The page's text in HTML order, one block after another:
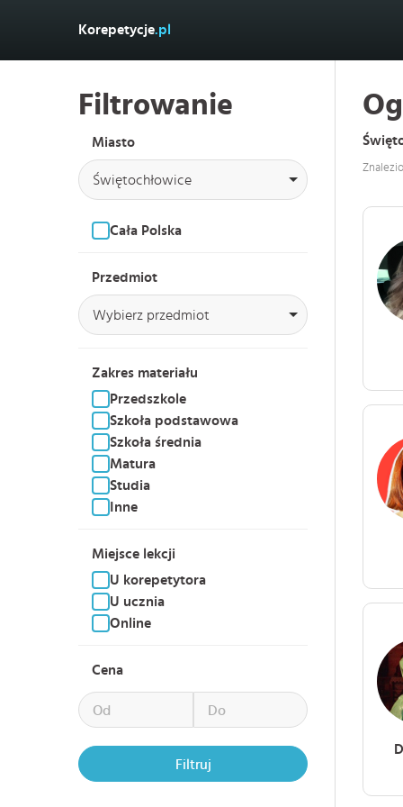
Korepetycje.pl
Filtrowanie
Miasto
Świętochłowice
Cała Polska
Przedmiot
Wybierz przedmiot
Zakres materiału
Przedszkole
Szkoła podstawowa
Szkoła średnia
Matura
Studia
Inne
Miejsce lekcji
U korepetytora
U ucznia
Online
Cena
Filtruj